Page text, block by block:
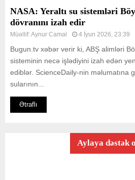
NASA: Yeraltı su sistemləri
dövranını izah edir
Müəllif:Aynur Camal 4 İyun 2026, 23:39
Bugun.tv xəbər verir ki, ABŞ alimləri
sisteminin necə işlədiyini izah edən
ediblər. ScienceDaily-nin məlumatına
sularının...
Ətraflı
Aylaya dəstək